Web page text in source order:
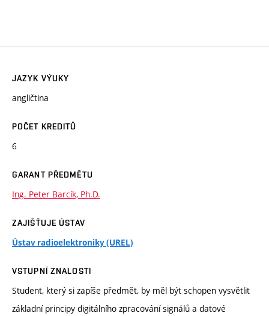
JAZYK VÝUKY
angličtina
POČET KREDITŮ
6
GARANT PŘEDMĚTU
Ing. Peter Barcík, Ph.D.
ZAJIŠŤUJE ÚSTAV
Ústav radioelektroniky (UREL)
VSTUPNÍ ZNALOSTI
Student, který si zapíše předmět, by měl být schopen vysvětlit
základní principy digitálního zpracování signálů a datové